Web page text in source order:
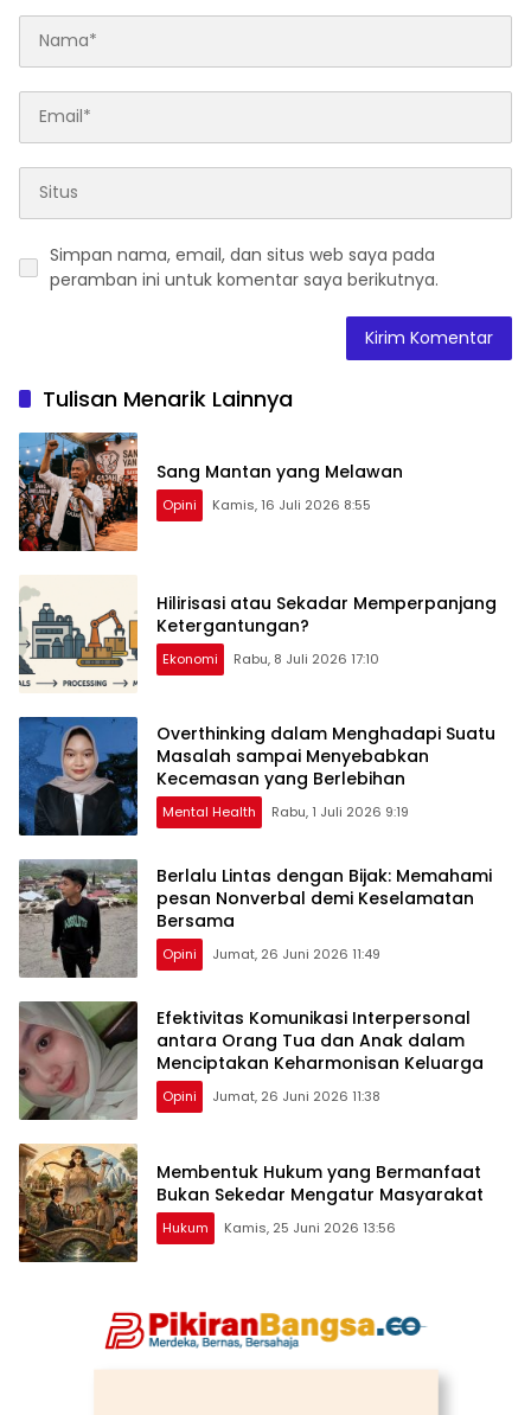
Simpan nama, email, dan situs web saya pada
peramban ini untuk komentar saya berikutnya.
Tulisan Menarik Lainnya
Sang Mantan yang Melawan
Opini Kamis, 16 Juli 2026 8:55
Hilirisasi atau Sekadar Memperpanjang
Ketergantungan?
Ekonomi Rabu, 8 Juli 2026 17:10
Overthinking dalam Menghadapi Suatu
Masalah sampai Menyebabkan
Kecemasan yang Berlebihan
Mental Health Rabu, 1 Juli 2026 9:19
Berlalu Lintas dengan Bijak: Memahami
pesan Nonverbal demi Keselamatan
Bersama
Opini Jumat, 26 Juni 2026 11:49
Efektivitas Komunikasi Interpersonal
antara Orang Tua dan Anak dalam
Menciptakan Keharmonisan Keluarga
Opini Jumat, 26 Juni 2026 11:38
Membentuk Hukum yang Bermanfaat
Bukan Sekedar Mengatur Masyarakat
Hukum Kamis, 25 Juni 2026 13:56